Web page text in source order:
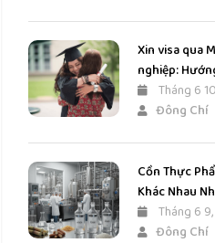
Xin visa qua
nghiệp:
kinh nghiệm
Tháng 6
Đông Chí
Cồn Thực
Khác Nhau
Tháng 6
Đông Chí